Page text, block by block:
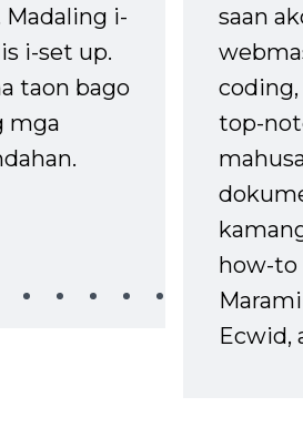
Madaling i-
i-set up.
taon bago
mga
saan
top-
how-to
Ecwid,